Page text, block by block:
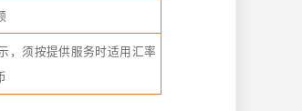
，须按提供服务时适用汇率